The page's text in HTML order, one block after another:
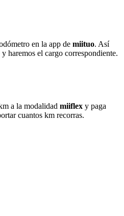
en la app de miituo. Así
haremos el cargo correspondiente.
a la modalidad miiflex y paga
cuantos km recorras.